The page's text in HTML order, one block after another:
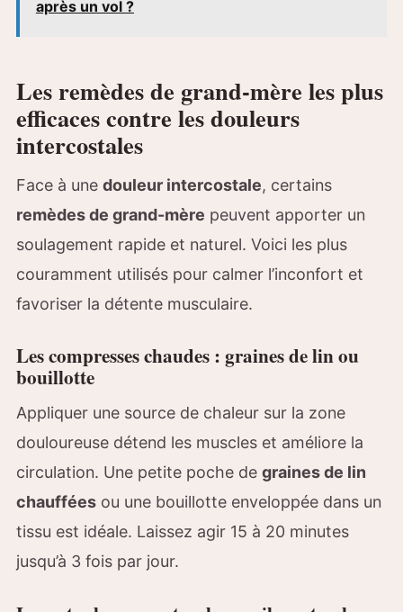
après un vol ?
Les remèdes de grand-mère les plus
efficaces contre les douleurs
intercostales
Face à une douleur intercostale, certains
remèdes de grand-mère peuvent apporter un
soulagement rapide et naturel. Voici les plus
couramment utilisés pour calmer l’inconfort et
favoriser la détente musculaire.
Les compresses chaudes : graines de lin ou
bouillotte
Appliquer une source de chaleur sur la zone
douloureuse détend les muscles et améliore la
circulation. Une petite poche de graines de lin
chauffées ou une bouillotte enveloppée dans un
tissu est idéale. Laissez agir 15 à 20 minutes
jusqu’à 3 fois par jour.